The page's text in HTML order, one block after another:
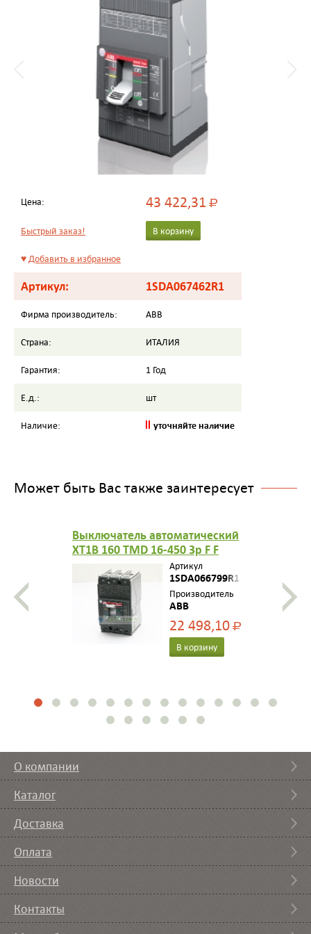
Цена: 43 422,31Р
Быстрый заказ! В корзину
♥Добавить в избранное
Артикул: 1SDA067462R1
Фирма производитель: ABB
Страна: ИТАЛИЯ
Гарантия: 1 Год
Е.д.: шт
Наличие: уточняйте наличие
Может быть Вас также заинтересует
Выключатель автоматический
XT1B 160 TMD 16-450 3p F F
1SDA066799R1
Артикул
1SDA066799R1
Производитель
ABB
22 498,10Р
В корзину
О компании
Каталог
Доставка
Оплата
Новости
Контакты